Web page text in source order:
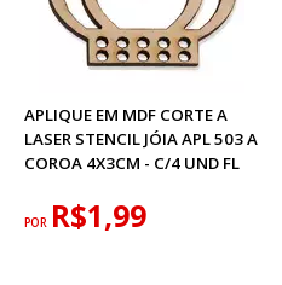
APLIQUE EM MDF CORTE A
LASER STENCIL JÓIA APL 503 A
COROA 4X3CM - C/4 UND FL
POR R$1,99